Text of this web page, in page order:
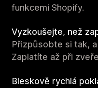
funkcemi Shopify.
Vyzkoušejte, než
Přizpůsobte si tak,
Zaplatíte až při
Bleskově rychlá